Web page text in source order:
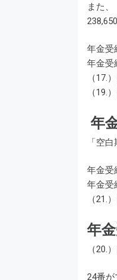
また、
年金受
年金受
（17.
（19.
年
「空
年金受
年金受
（21.
年
（20.
24番